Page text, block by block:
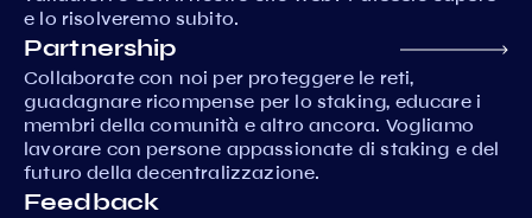
e lo risolveremo subito.
Partnership
Collaborate con noi per proteggere le reti,
guadagnare ricompense per lo staking, educare i
membri della comunità e altro ancora. Vogliamo
lavorare con persone appassionate di staking e del
futuro della decentralizzazione.
Feedback